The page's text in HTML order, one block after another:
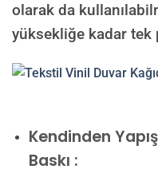
olarak da
yüksekliğe kadar tek
Kendinden
Baskı :